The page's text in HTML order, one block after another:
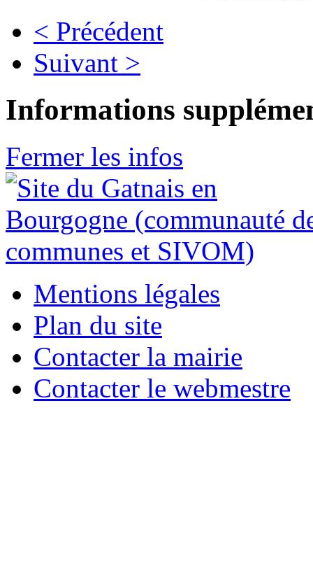
< Précédent
Suivant >
Informations
Fermer les infos
Mentions légales
Plan du site
Contacter la mairie
Contacter le webmestre